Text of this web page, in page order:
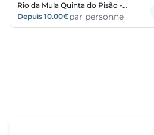
Rio da Mula Quinta do Pisão -
Sintra
Depuis 10.00€par personne